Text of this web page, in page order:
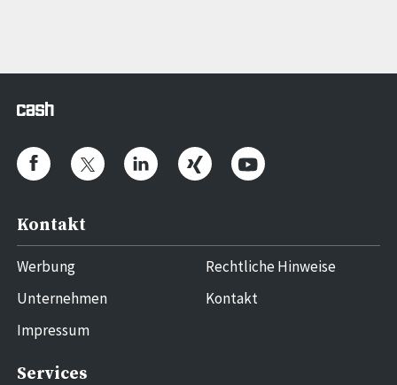
Kontakt
Werbung
Unternehmen
Impressum
Rechtliche Hinweise
Kontakt
Services